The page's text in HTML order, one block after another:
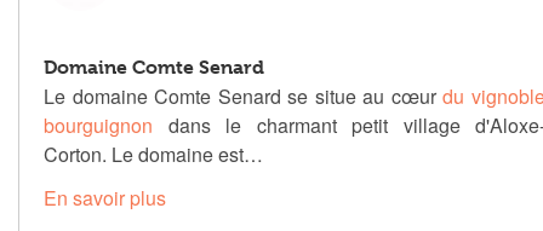
Domaine Comte Senard
Le domaine Comte Senard se situe au cœurdu
bourguignon dans le charmant petit village
Corton. Le domaine est…
En savoir plus